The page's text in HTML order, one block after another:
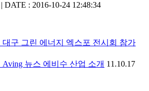
DATE : 2016-10-24 12:48:34
대구 그린 에너지 엑스포 전시회 참가
Aving 뉴스 에비수 산업 소개 11.10.17